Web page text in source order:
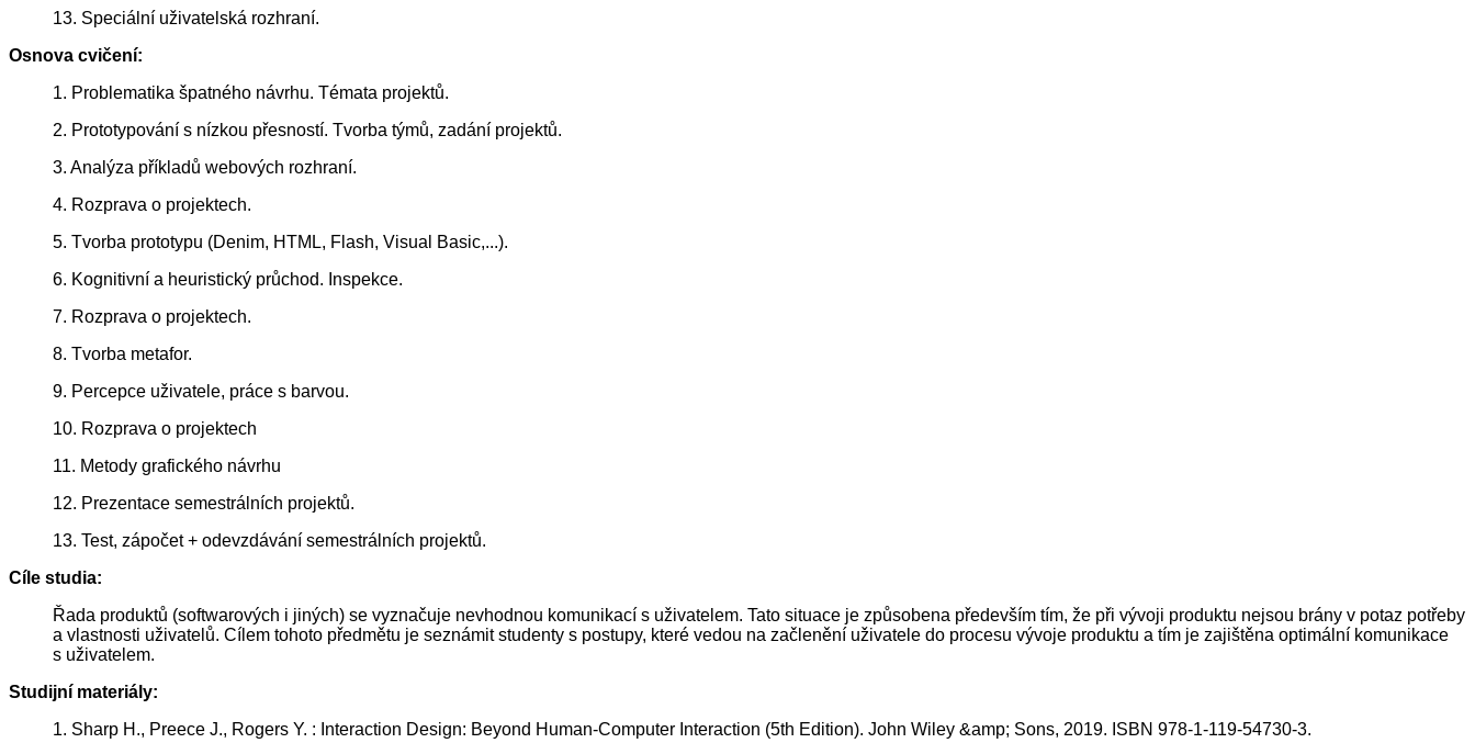
13. Speciální uživatelská rozhraní.
Osnova cvičení:
1. Problematika špatného návrhu. Témata projektů.
2. Prototypování s nízkou přesností. Tvorba týmů, zadání projektů.
3. Analýza příkladů webových rozhraní.
4. Rozprava o projektech.
5. Tvorba prototypu (Denim, HTML, Flash, Visual Basic,...).
6. Kognitivní a heuristický průchod. Inspekce.
7. Rozprava o projektech.
8. Tvorba metafor.
9. Percepce uživatele, práce s barvou.
10. Rozprava o projektech
11. Metody grafického návrhu
12. Prezentace semestrálních projektů.
13. Test, zápočet + odevzdávání semestrálních projektů.
Cíle studia:
Řada produktů (softwarových i jiných) se vyznačuje nevhodnou komunikací s uživatelem. Tato situace je způsobena především tím, že při vývoji produktu nejsou brány v potaz potřeby
a vlastnosti uživatelů. Cílem tohoto předmětu je seznámit studenty s postupy, které vedou na začlenění uživatele do procesu vývoje produktu a tím je zajištěna optimální komunikace
s uživatelem.
Studijní materiály:
1. Sharp H., Preece J., Rogers Y. : Interaction Design: Beyond Human-Computer Interaction (5th Edition). John Wiley &amp; Sons, 2019. ISBN 978-1-119-54730-3.